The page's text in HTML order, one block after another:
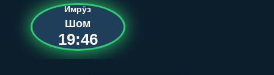
Имрӯз
Шом
19:46